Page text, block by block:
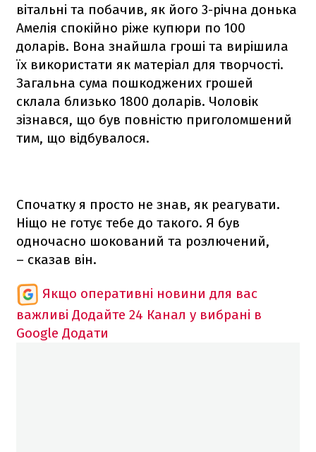
вітальні та побачив, як його 3-річна донька
Амелія спокійно ріже купюри по 100
доларів. Вона знайшла гроші та вирішила
їх використати як матеріал для творчості.
Загальна сума пошкоджених грошей
склала близько 1800 доларів. Чоловік
зізнався, що був повністю приголомшений
тим, що відбувалося.
Спочатку я просто не знав, як реагувати.
Ніщо не готує тебе до такого. Я був
одночасно шокований та розлючений,
– сказав він.
Якщо оперативні новини для вас
важливі Додайте 24 Канал у вибрані в
Google Додати